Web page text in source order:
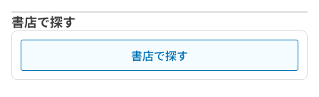
書店で探す
書店で探す